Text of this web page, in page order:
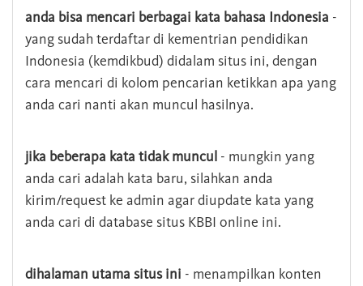
anda bisa mencari berbagai kata bahasa Indonesia -
yang sudah terdaftar di kementrian pendidikan
Indonesia (kemdikbud) didalam situs ini, dengan
cara mencari di kolom pencarian ketikkan apa yang
anda cari nanti akan muncul hasilnya.
jika beberapa kata tidak muncul - mungkin yang
anda cari adalah kata baru, silahkan anda
kirim/request ke admin agar diupdate kata yang
anda cari di database situs KBBI online ini.
dihalaman utama situs ini - menampilkan konten